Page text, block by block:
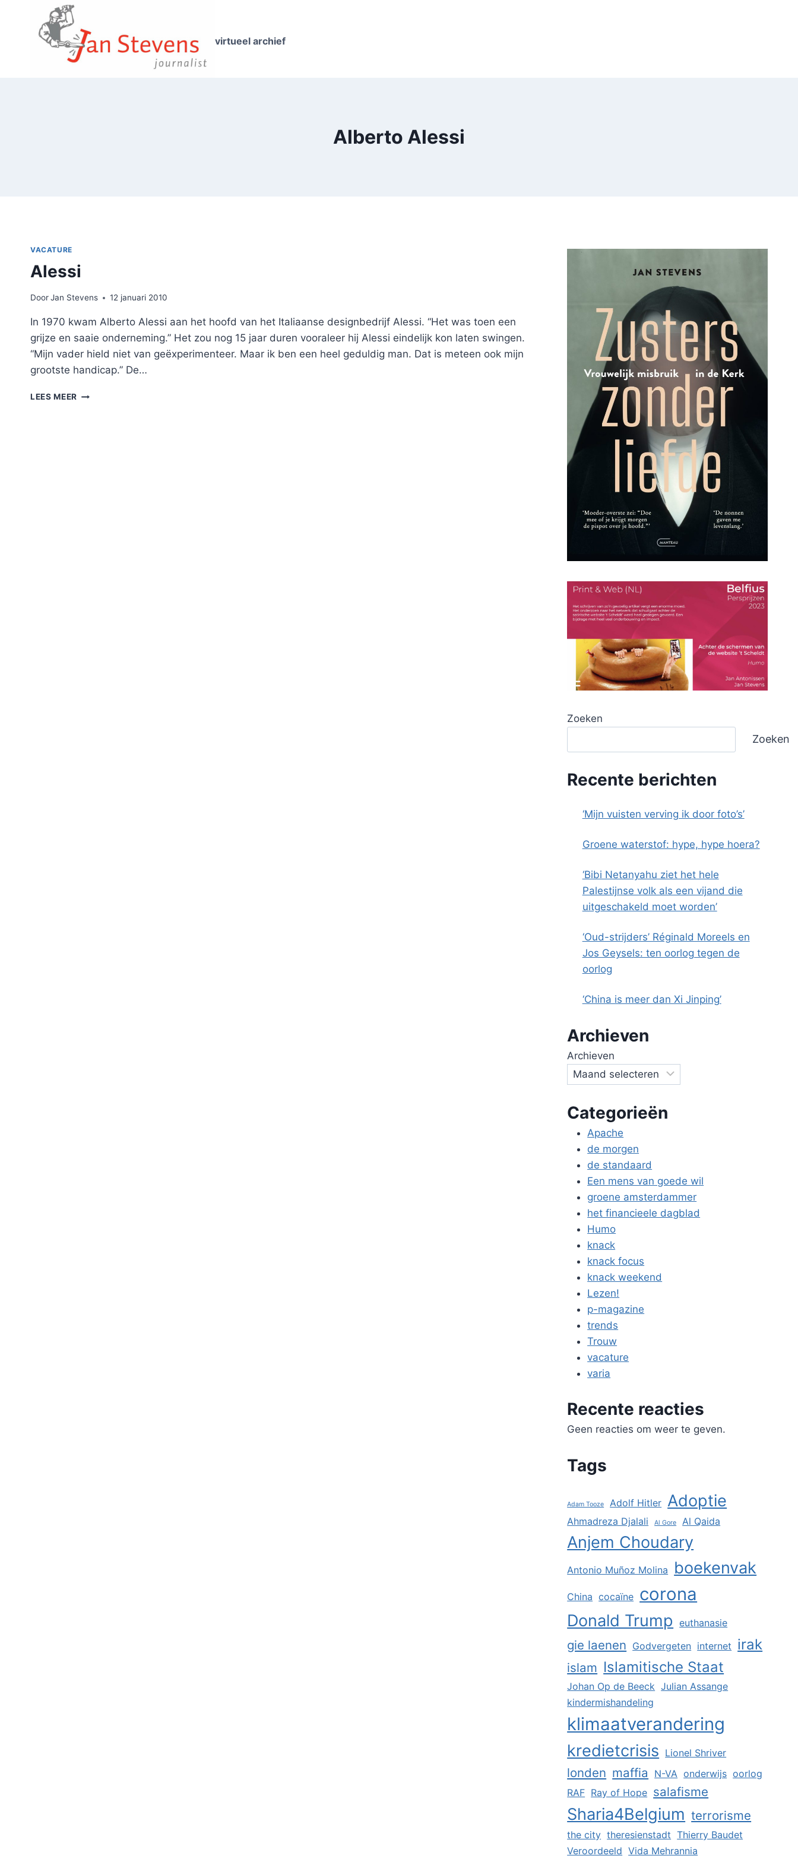
virtueel archief
Alberto Alessi
VACATURE
Alessi
DoorJan Stevens 12 januari 2010
In 1970 kwam Alberto Alessi aan het hoofd van het Italiaanse designbedrijf Alessi. “Het was toen een
grijze en saaie onderneming.” Het zou nog 15 jaar duren vooraleer hij Alessi eindelijk kon laten swingen.
“Mijn vader hield niet van geëxperimenteer. Maar ik ben een heel geduldig man. Dat is meteen ook mijn
grootste handicap.” De…
LEES MEER ALESSI
Zoeken
Zoeken
Recente berichten
‘Mijn vuisten verving ik door foto’s’
Groene waterstof: hype, hype hoera?
‘Bibi Netanyahu ziet het hele
Palestijnse volk als een vijand die
uitgeschakeld moet worden’
‘Oud-strijders’ Réginald Moreels en
Jos Geysels: ten oorlog tegen de
oorlog
‘China is meer dan Xi Jinping’
Archieven
Archieven
Categorieën
Apache
de morgen
de standaard
Een mens van goede wil
groene amsterdammer
het financieele dagblad
Humo
knack
knack focus
knack weekend
Lezen!
p-magazine
trends
Trouw
vacature
varia
Recente reacties
Geen reacties om weer te geven.
Tags
Adam Tooze Adolf Hitler Adoptie
Ahmadreza Djalali Al Gore Al Qaida
Anjem Choudary
Antonio Muñoz Molina boekenvak
China cocaïne corona
Donald Trump euthanasie
gie laenen Godvergeten internet irak
islam Islamitische Staat
Johan Op de Beeck Julian Assange
kindermishandeling
klimaatverandering
kredietcrisis Lionel Shriver
londen maffia N-VA onderwijs oorlog
RAF Ray of Hope salafisme
Sharia4Belgium terrorisme
the city theresienstadt Thierry Baudet
Veroordeeld Vida Mehrannia